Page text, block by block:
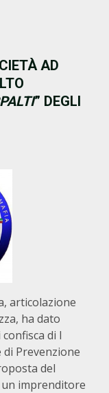
AD
” DEGLI
articolazione
ha dato
di I
Prevenzione
del
imprenditore